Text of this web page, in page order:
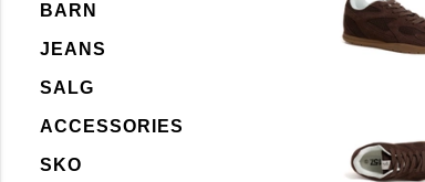
BARN
JEANS
SALG
ACCESSORIES
SKO